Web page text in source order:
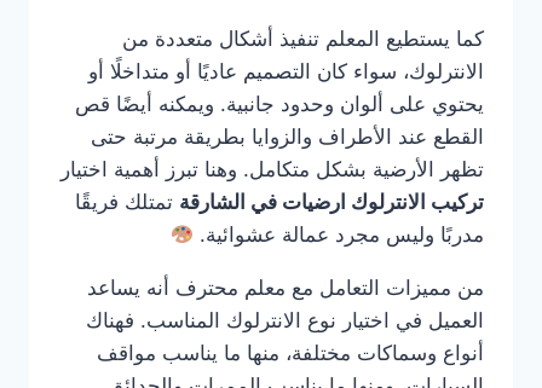
كما يستطيع المعلم تنفيذ أشكال متعددة من
الانترلوك، سواء كان التصميم عاديًا أو متداخلًا أو
يحتوي على ألوان وحدود جانبية. ويمكنه أيضًا قص
القطع عند الأطراف والزوايا بطريقة مرتبة حتى
تظهر الأرضية بشكل متكامل. وهنا تبرز أهمية اختيار
تركيب الانترلوك ارضيات في الشارقة تمتلك فريقًا
مدربًا وليس مجرد عمالة عشوائية.
من مميزات التعامل مع معلم محترف أنه يساعد
العميل في اختيار نوع الانترلوك المناسب. فهناك
أنواع وسماكات مختلفة، منها ما يناسب مواقف